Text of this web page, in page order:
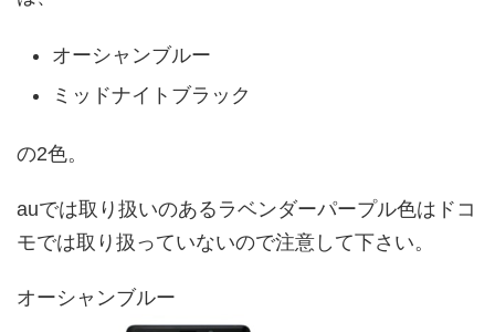
オーシャンブルー
ミッドナイトブラック
の2色。
auでは取り扱いのあるラベンダーパープル色はドコ
モでは取り扱っていないので注意して下さい。
オーシャンブルー